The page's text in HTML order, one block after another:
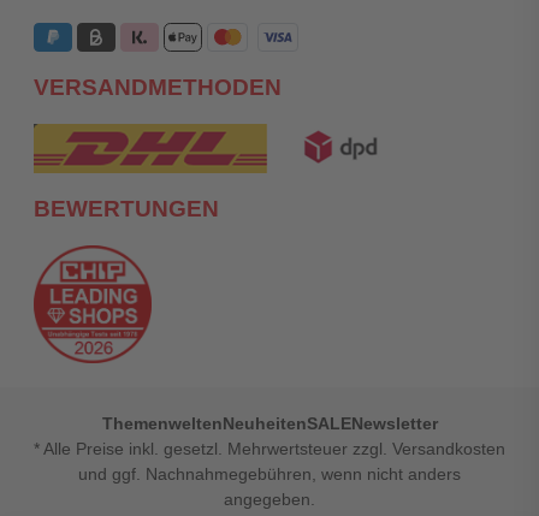
VERSANDMETHODEN
BEWERTUNGEN
ThemenweltenNeuheitenSALENewsletter
* Alle Preise inkl. gesetzl. Mehrwertsteuer zzgl. Versandkosten
und ggf. Nachnahmegebühren, wenn nicht anders
angegeben.